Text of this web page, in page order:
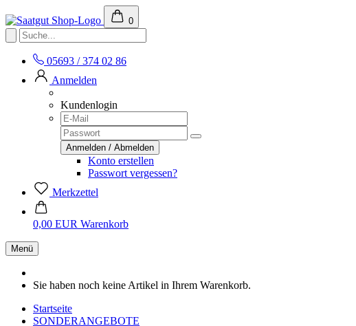
0
05693 / 374 02 86
Anmelden
Kundenlogin
Konto erstellen
Passwort vergessen?
Merkzettel
0,00 EUR Warenkorb
Menü
Sie haben noch keine Artikel in Ihrem Warenkorb.
Startseite
SONDERANGEBOTE